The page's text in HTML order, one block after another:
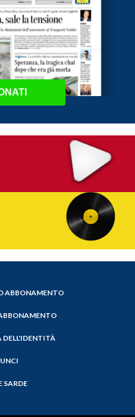
ABBONAMENTO
DELL'IDENTITÀ
SARDE